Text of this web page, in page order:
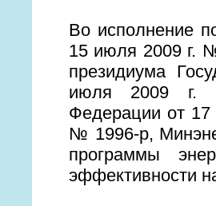
Во исполнение
15 июля 2009 г.
президиума
июля 2009 г. и
Федерации от
№ 1996-р,
программы
эффективности